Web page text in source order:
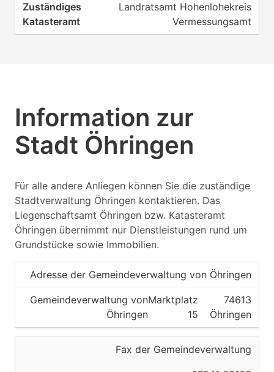
Landratsamt Hohenlohekreis
Vermessungsamt
Information zur
Stadt Öhringen
Für alle andere Anliegen können Sie die zuständige
Stadtverwaltung Öhringen kontaktieren. Das
Liegenschaftsamt Öhringen bzw. Katasteramt
Öhringen übernimmt nur Dienstleistungen rund um
Grundstücke sowie Immobilien.
Adresse der Gemeindeverwaltung von Öhringen
Gemeindeverwaltung von
Öhringen
Marktplatz
15
74613
Öhringen
Fax der Gemeindeverwaltung